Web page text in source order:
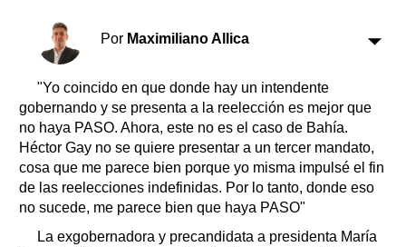
Servicios
Transportes
Datos Útiles
Fúnebres
Edictos
Teléfonos de urgencia
Por Maximiliano Allica
"Yo coincido en que donde hay un intendente
gobernando y se presenta a la reelección es mejor que
no haya PASO. Ahora, este no es el caso de Bahía.
Héctor Gay no se quiere presentar a un tercer mandato,
cosa que me parece bien porque yo misma impulsé el fin
de las reelecciones indefinidas. Por lo tanto, donde eso
no sucede, me parece bien que haya PASO"
La exgobernadora y precandidata a presidenta María